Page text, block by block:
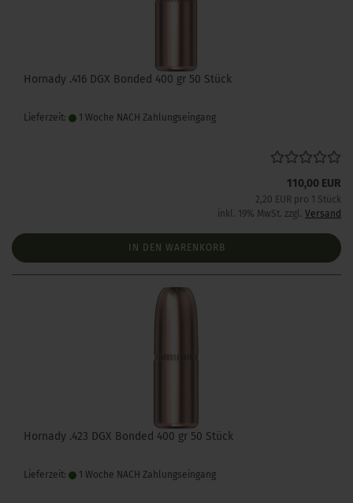
Hornady .416 DGX Bonded 400 gr 50 Stück
Lieferzeit: 1 Woche NACH Zahlungseingang
110,00 EUR
2,20 EUR pro 1 Stück
inkl. 19% MwSt. zzgl. Versand
IN DEN WARENKORB
Hornady .423 DGX Bonded 400 gr 50 Stück
Lieferzeit: 1 Woche NACH Zahlungseingang